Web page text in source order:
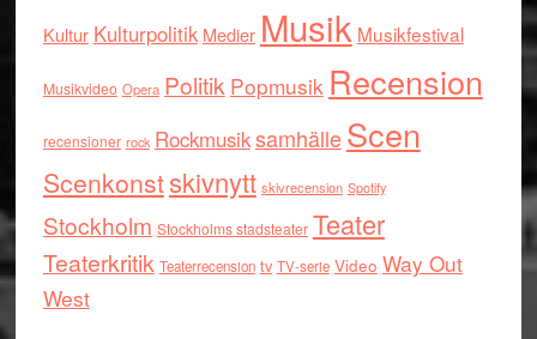
Kultur Kulturpolitik Medier Musik Musikfestival
Musikvideo Opera Politik Popmusik Recension
recensioner rock RockmusiksamhälleScen
Scenkonstskivnytt skivrecension Spotify
Stockholm Stockholms stadsteater Teater
Teaterkritik Teaterrecension tv TV-serie Video Way Out
West